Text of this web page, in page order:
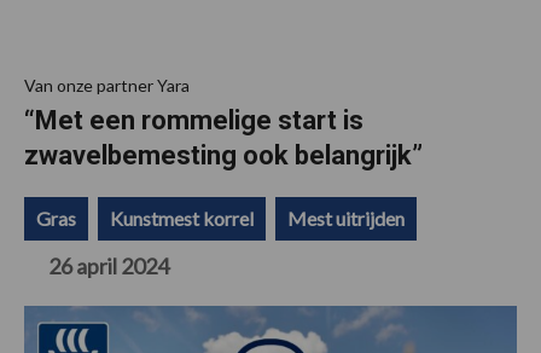
Van onze partner Yara
“Met een rommelige start is
zwavelbemesting ook belangrijk”
Gras Kunstmest korrel Mest uitrijden
26 april 2024